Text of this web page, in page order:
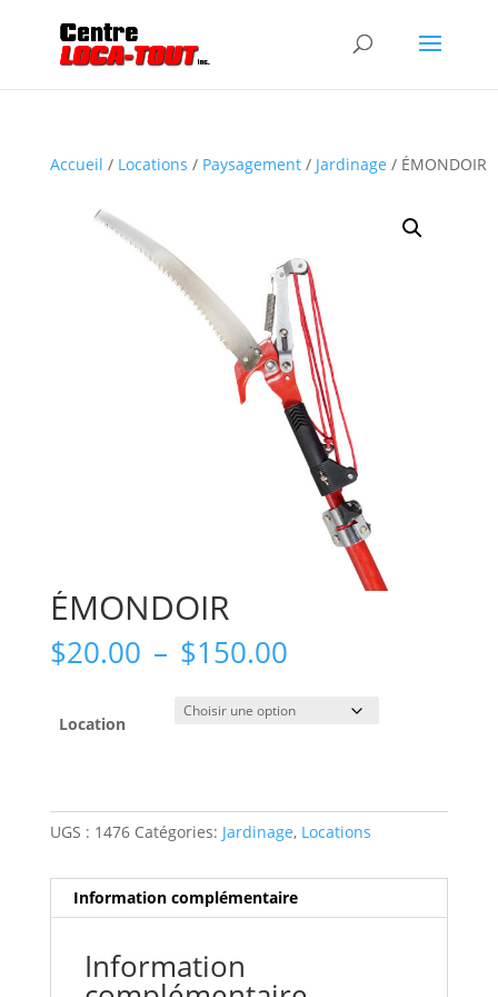
Accueil / Locations / Paysagement/ Jardinage / ÉMONDOIR
ÉMONDOIR
$20.00 – $150.00Plage
prix :
$20.00
Location
UGS : 1476 Catégories: Jardinage, Locations
Information complémentaire
Information